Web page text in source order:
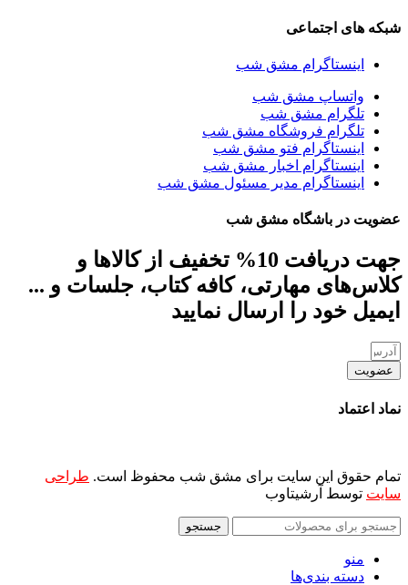
شبکه های اجتماعی
اینستاگرام مشق شب
واتساپ مشق شب
تلگرام مشق شب
تلگرام فروشگاه مشق شب
اینستاگرام فتو مشق شب
اینستاگرام اخبار مشق شب
اینستاگرام مدیر مسئول مشق شب
عضویت در باشگاه مشق شب
جهت دریافت 10% تخفیف از کالاها و
کلاس‌های مهارتی، کافه کتاب، جلسات و ...
ایمیل خود را ارسال نمایید
عضویت
نماد اعتماد
تمام حقوق این سایت برای مشق شب محفوظ است. طراحی
سایت توسط آرشیتاوب
جستجو
منو
دسته بندی‌ها